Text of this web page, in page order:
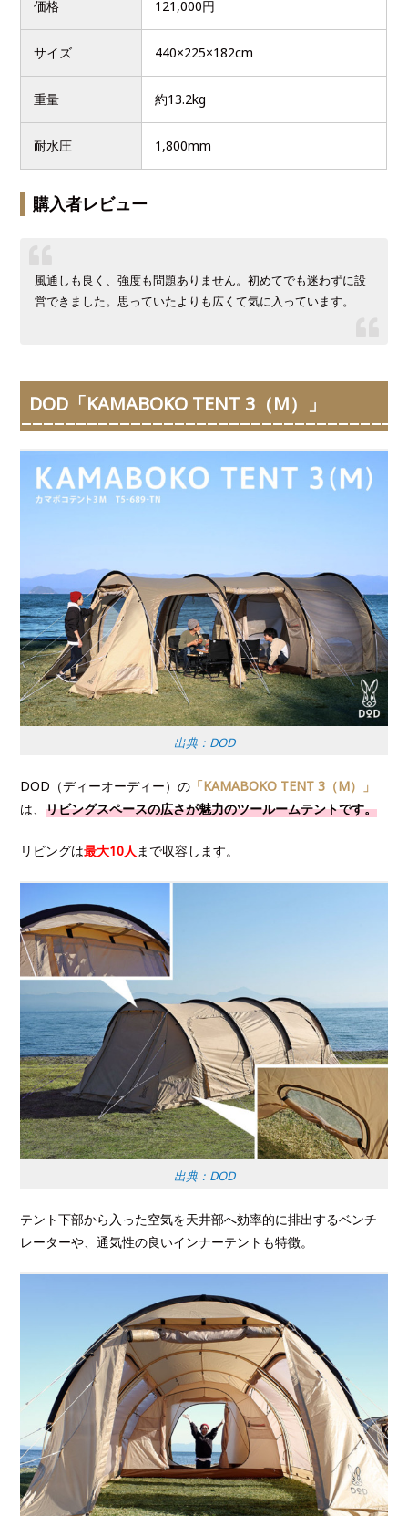
価格 121,000円
サイズ 440×225×182cm
重量 約13.2kg
耐水圧 1,800mm
購入者レビュー
風通しも良く、強度も問題ありません。初めてでも迷わずに設
営できました。思っていたよりも広くて気に入っています。
DOD「KAMABOKO TENT 3（M）」
出典：DOD
DOD（ディーオーディー）の 「KAMABOKO TENT 3（M）」
は、リビングスペースの広さが魅力のツールームテントです。
リビングは最大10人まで収容します。
出典：DOD
テント下部から入った空気を天井部へ効率的に排出するベンチ
レーターや、通気性の良いインナーテントも特徴。